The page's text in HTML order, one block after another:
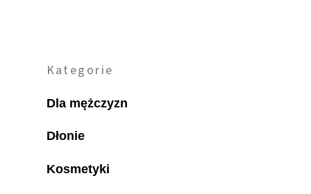
Kategorie
Dla mężczyzn
Dłonie
Kosmetyki